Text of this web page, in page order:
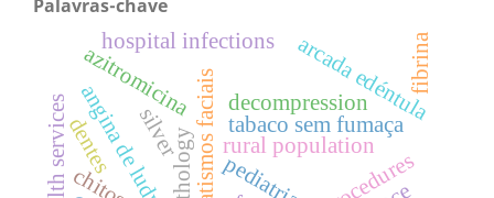
Palavras-chave
tabaco sem fumaça
arcada edéntula
azitromicina
pediatria
angina de ludwig rural population
decompression
silver
hospital infections fibrina
dentes